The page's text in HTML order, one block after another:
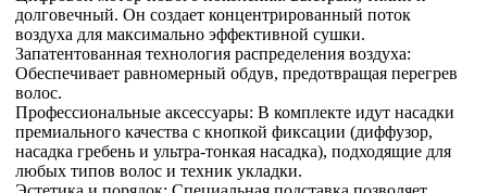
долговечный. Он создает концентрированный поток
воздуха для максимально эффективной сушки.
Запатентованная технология распределения воздуха:
Обеспечивает равномерный обдув, предотвращая перегрев
волос.
Профессиональные аксессуары: В комплекте идут насадки
премиального качества с кнопкой фиксации (диффузор,
насадка гребень и ультра-тонкая насадка), подходящие для
любых типов волос и техник укладки.